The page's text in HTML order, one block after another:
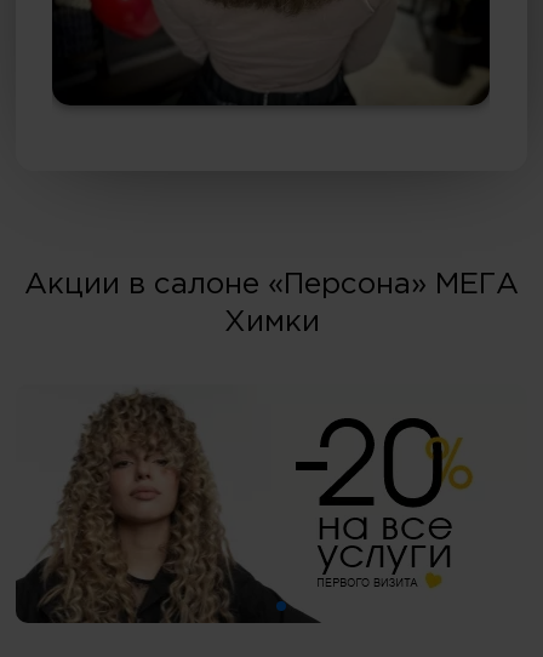
Акции в салоне «Персона» МЕГА
Химки